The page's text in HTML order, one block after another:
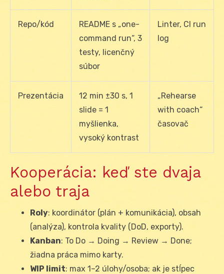
Repo/kód
README s „one-
command run“, 3
testy, licenčný
súbor
Linter, CI run
log
Prezentácia
12 min ±30 s, 1
slide = 1
myšlienka,
vysoký kontrast
„Rehearse
with coach“
časovač
Kooperácia: keď ste dvaja
alebo traja
Roly: koordinátor (plán + komunikácia), obsah
(analýza), kontrola kvality (DoD, exporty).
Kanban: To Do → Doing → Review → Done;
žiadna práca mimo karty.
WIP limit: max 1–2 úlohy/osoba; ak je stĺpec